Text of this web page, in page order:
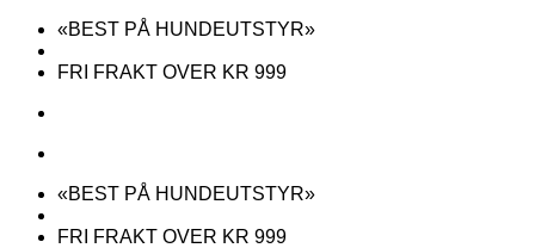
Skip
content
«BEST PÅ HUNDEUTSTYR»
FRI FRAKT OVER KR 999
«BEST PÅ HUNDEUTSTYR»
FRI FRAKT OVER KR 999